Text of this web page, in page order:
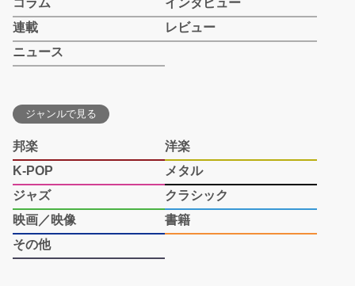
コラム
インタビュー
連載
レビュー
ニュース
ジャンルで見る
邦楽
洋楽
K-POP
メタル
ジャズ
クラシック
映画／映像
書籍
その他